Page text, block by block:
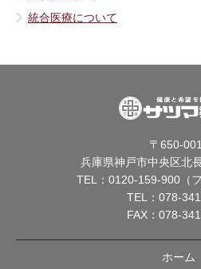
統合医療について
〒650-
兵庫県神戸市中央区北
TEL： 0120-159-900（
TEL： 078-
FAX：078-
ホーム